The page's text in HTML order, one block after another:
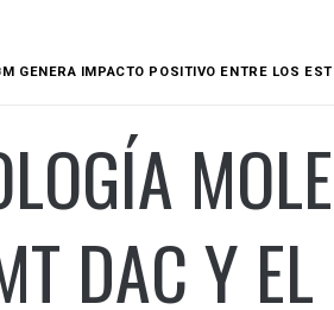
GENERA IMPACTO POSITIVO ENTRE LOS
DAC Y